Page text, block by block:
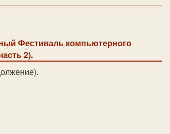
Фестиваль компьютерного
2).